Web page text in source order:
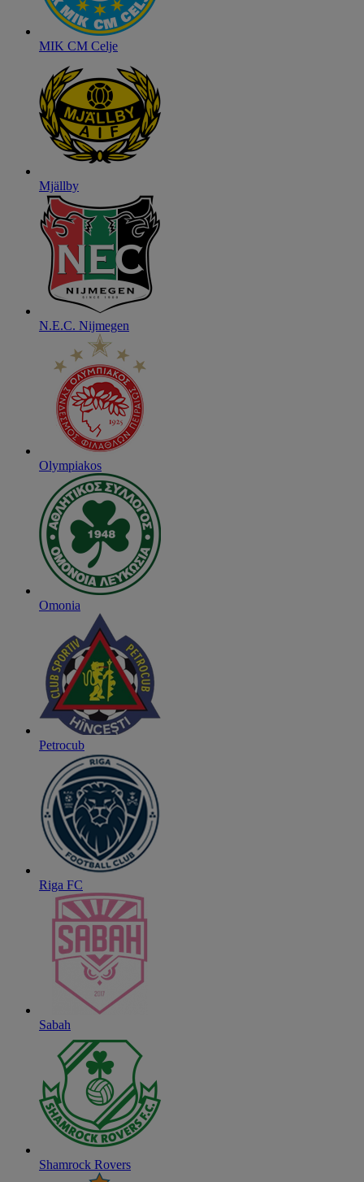
MIK CM Celje
Mjällby
N.E.C. Nijmegen
Olympiakos
Omonia
Petrocub
Riga FC
Sabah
Shamrock Rovers